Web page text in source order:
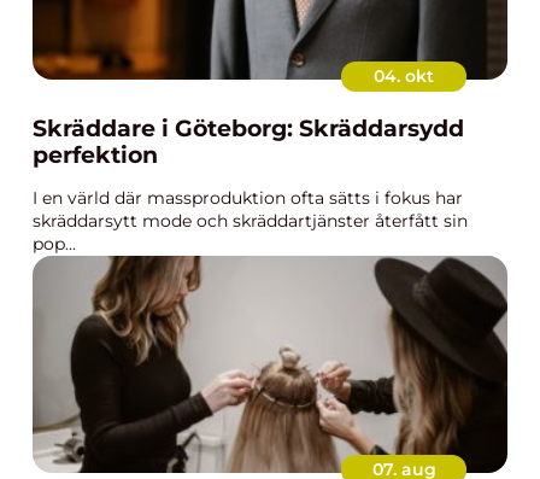
04. okt
Skräddare i Göteborg: Skräddarsydd
perfektion
I en värld där massproduktion ofta sätts i fokus har
skräddarsytt mode och skräddartjänster återfått sin
pop...
07. aug